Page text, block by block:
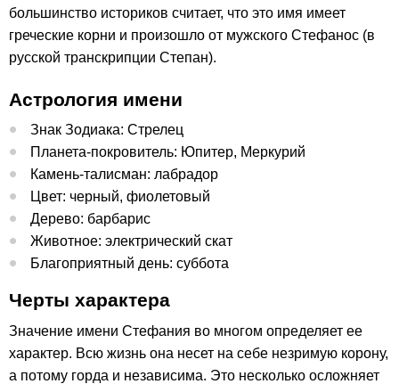
большинство историков считает, что это имя имеет
греческие корни и произошло от мужского Стефанос (в
русской транскрипции Степан).
Астрология имени
Знак Зодиака: Стрелец
Планета-покровитель: Юпитер, Меркурий
Камень-талисман: лабрадор
Цвет: черный, фиолетовый
Дерево: барбарис
Животное: электрический скат
Благоприятный день: суббота
Черты характера
Значение имени Стефания во многом определяет ее
характер. Всю жизнь она несет на себе незримую корону,
а потому горда и независима. Это несколько осложняет